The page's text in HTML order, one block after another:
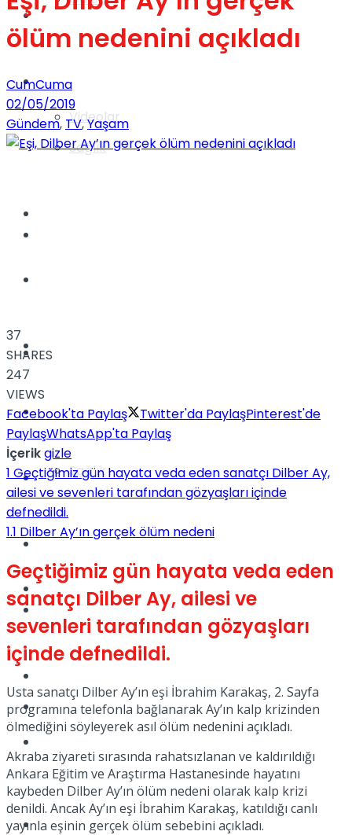
Videolar
Yaşam
Sağlık
TV
Kadınca
Dünya
Gündem
Yaşam
Sağlık
Türkiye
Müzik
Sinema
Tatil
ölüm nedenini açıkladı
CumCuma
02/05/2019
Gündem, TV,Yaşam
37
SHARES
247
VIEWS
Facebook'ta Paylaş
Twitter'da PaylaşPinterest'de
PaylaşWhatsApp'ta Paylaş
İçerikgizle
1 Geçtiğimiz gün hayata veda eden sanatçı Dilber Ay,
ailesi ve sevenleri tarafından gözyaşları içinde
defnedildi.
1.1 Dilber Ay’ın gerçek ölüm nedeni
Geçtiğimiz gün hayata veda eden
sanatçı Dilber Ay, ailesi ve
sevenleri tarafından gözyaşları
içinde defnedildi.
Usta sanatçı Dilber Ay’ın eşi İbrahim Karakaş, 2. Sayfa
programına telefonla bağlanarak Ay’ın kalp krizinden
ölmediğini söyleyerek asıl ölüm nedenini açıkladı.
Akraba ziyareti sırasında rahatsızlanan ve kaldırıldığı
Ankara Eğitim ve Araştırma Hastanesinde hayatını
kaybeden Dilber Ay’ın ölüm nedeni olarak kalp krizi
denildi. Ancak Ay’ın eşi İbrahim Karakaş, katıldığı canlı
yayınla eşinin gerçek ölüm sebebini açıkladı.